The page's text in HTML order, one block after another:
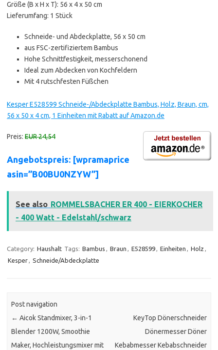
Größe (B x H x T): 56 x 4 x 50 cm
Lieferumfang: 1 Stück
Schneide- und Abdeckplatte, 56 x 50 cm
aus FSC-zertifiziertem Bambus
Hohe Schnittfestigkeit, messerschonend
Ideal zum Abdecken von Kochfeldern
Mit 4 rutschfesten Füßchen
Kesper E528599 Schneide-/Abdeckplatte Bambus, Holz, Braun, cm,
56 x 50 x 4 cm, 1 Einheiten mit Rabatt auf Amazon.de
Preis: EUR 24,54
Angebotspreis: [wpramaprice
asin=”B00BU0NZYW”]
See also ROMMELSBACHER ER 400 - EIERKOCHER
- 400 Watt - Edelstahl/schwarz
Category: Haushalt Tags: Bambus , Braun , E528599, Einheiten , Holz ,
Kesper, Schneide/Abdeckplatte
Post navigation
← Aicok Standmixer, 3-in-1
Blender 1200W, Smoothie
Maker, Hochleistungsmixer mit
KeyTop Dönerschneider
Dönermesser Döner
Kebabmesser Kebabschneider